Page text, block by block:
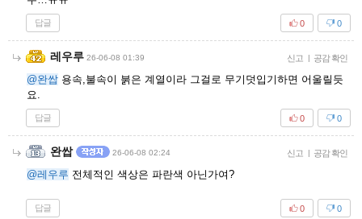
답글 0
0
레우루 26-06-08 01:39 신고 공감 확인
@완쌉 용속,불속이 붉은 계열이라 그걸로 무기덧입기하면 어울릴듯
요.
답글 0
0
완쌉 26-06-08 02:24 신고 공감 확인
@레우루 전체적인 색상은 파란색 아닌가여?
답글 0
0